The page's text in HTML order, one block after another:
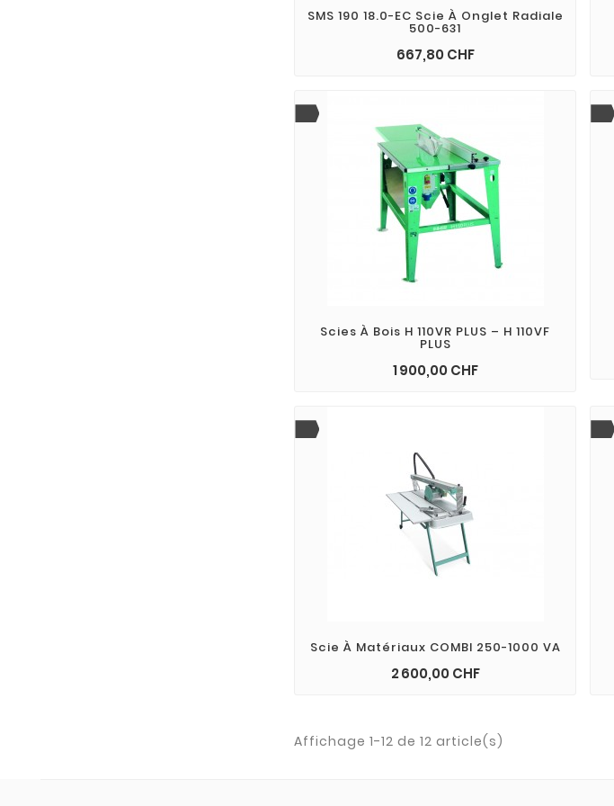
SMS 190 18.0-EC Scie À Onglet Radiale
500-631
667,80 CHFPrix
add_shopping_cart
Scies À Bois H 110VR PLUS – H 110VF
PLUS
1 900,00 CHFPrix
add_shopping_cart
Scie À Matériaux COMBI 250-1000 VA
2 600,00 CHFPrix
add_shopping_cart
Affichage 1-12 de 12 article(s)